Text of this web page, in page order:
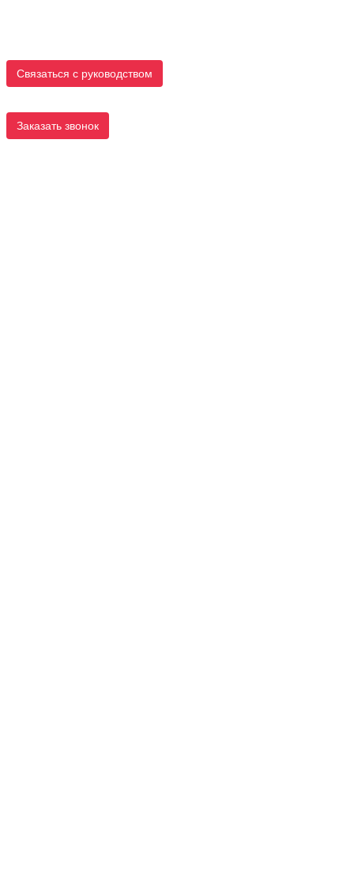
Связаться с руководством
Заказать звонок